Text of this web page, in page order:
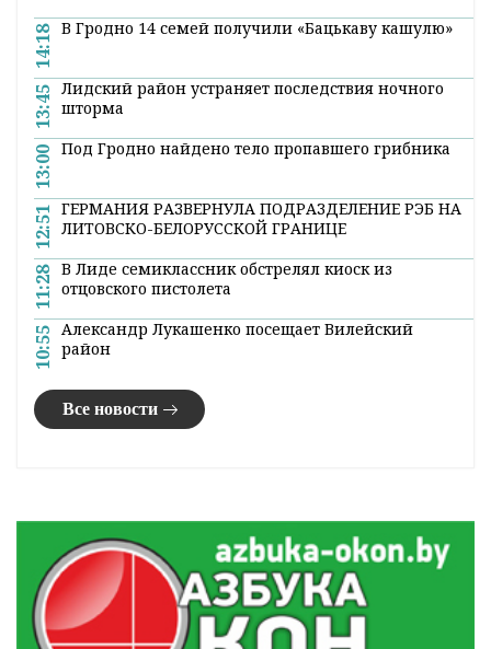
14:18 В Гродно 14 семей получили «Бацькаву кашулю»
13:45 Лидский район устраняет последствия ночного
шторма
13:00 Под Гродно найдено тело пропавшего грибника
12:51 ГЕРМАНИЯ РАЗВЕРНУЛА ПОДРАЗДЕЛЕНИЕ РЭБ НА
ЛИТОВСКО-БЕЛОРУССКОЙ ГРАНИЦЕ
11:28 В Лиде семиклассник обстрелял киоск из
отцовского пистолета
10:55 Александр Лукашенко посещает Вилейский
район
Все новости